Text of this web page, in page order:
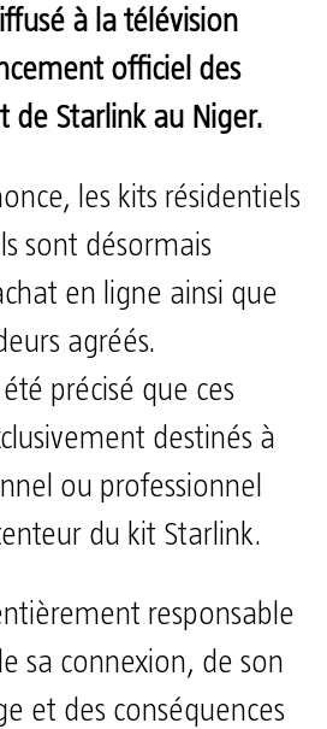
à la télévision
officiel des
de Starlink au Niger.
les kits résidentiels
sont désormais
en ligne ainsi que
agréés.
précisé que ces
destinés à
ou professionnel
du kit Starlink.
responsable
sa connexion, de son
et des conséquences